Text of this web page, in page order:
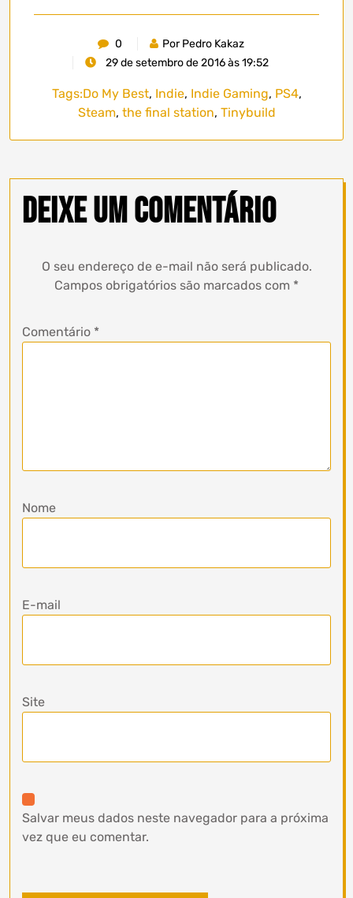
0
Por Pedro Kakaz
29 de setembro de 2016 às 19:52
Tags:Do My Best, Indie, Indie Gaming, PS4,
Steam, the final station, Tinybuild
Deixe um comentário
O seu endereço de e-mail não será publicado.
Campos obrigatórios são marcados com *
Comentário *
Nome
E-mail
Site
Salvar meus dados neste navegador para a próxima
vez que eu comentar.